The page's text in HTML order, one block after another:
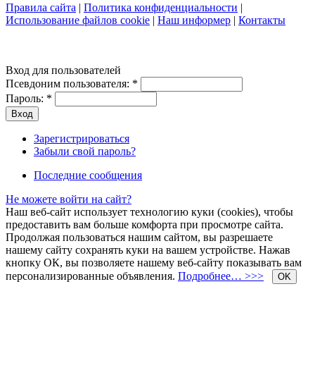
Правила сайта | Политика конфиденциальности |
Использование файлов cookie | Наш информер | Контакты
Вход для пользователей
Псевдоним пользователя: *
Пароль: *
Зарегистрироваться
Забыли свой пароль?
Последние сообщения
Не можете войти на сайт?
Наш веб-сайт использует технологию куки (cookies), чтобы
предоставить вам больше комфорта при просмотре сайта.
Продолжая пользоваться нашим сайтом, вы разрешаете
нашему сайту сохранять куки на вашем устройстве. Нажав
кнопку ОК, вы позволяете нашему веб-сайту показывать вам
персонализированные объявления. Подробнее… >>> OK